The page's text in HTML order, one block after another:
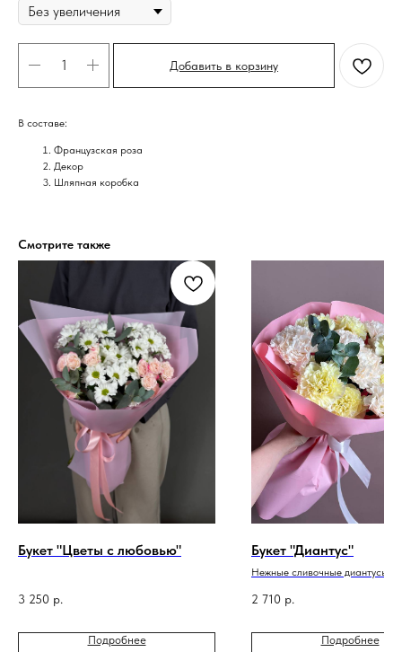
Добавить в корзину
В составе:
Французская роза
Декор
Шляпная коробка
Смотрите также
Букет "Цветы с любовью"
3 250 р.
Подробнее
Букет "Диантус"
Нежные сливочные диантусы с
2 710 р.
Подробнее